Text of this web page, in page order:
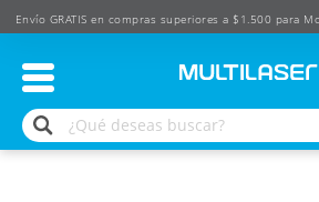
Envío GRATIS en compras superiores a $1.500 para